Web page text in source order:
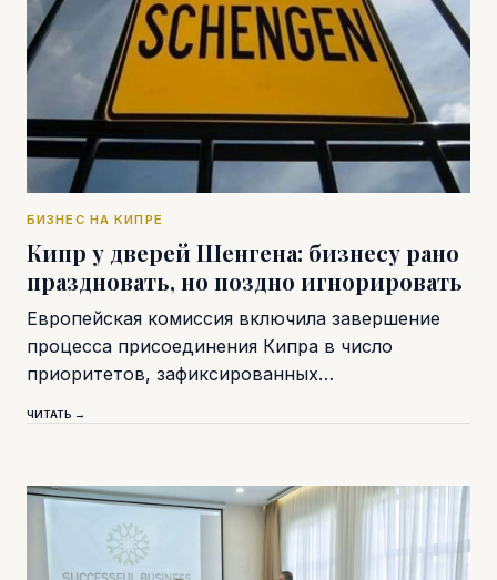
БИЗНЕС НА КИПРЕ
Кипр у дверей Шенгена: бизнесу рано
праздновать, но поздно игнорировать
Европейская комиссия включила завершение
процесса присоединения Кипра в число
приоритетов, зафиксированных…
ЧИТАТЬ →